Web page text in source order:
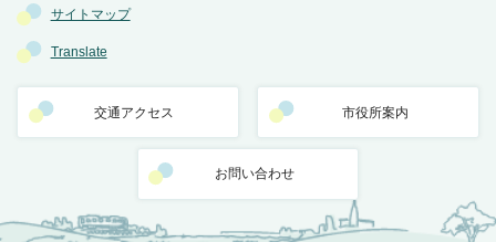
サイトマップ
Translate
交通アクセス 市役所案内
お問い合わせ